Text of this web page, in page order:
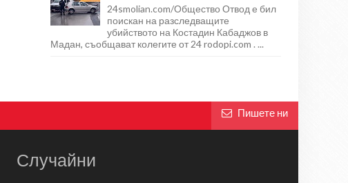
24smolian.com/Общество Отвод е бил
поискан на разследващите
убийството на Костадин Кабаджов в
Мадан, съобщават колегите от 24 rodopi.com . ...
Пишете ни
Случайни